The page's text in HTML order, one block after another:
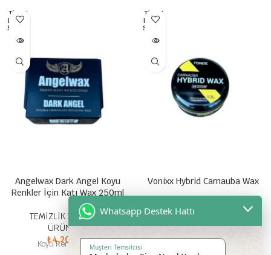
TÜKEN
DI HEP
SI SATI
Angelwax Dark Angel Koyu
Renkler İçin Katı Wax 250ml
TEMİZLİK VE BAKIM
ÜRÜNLERİ
₺4.200,00
Koyu Renkler İçin
TÜKEN
DI HEP
SI SATI
Vonixx Hybrid Carnauba Wax
ÜRÜNLERİ
₺500,00
ml + Uygulama Aplikatörü
Whatsapp Destek Hattı
Müşteri Temsilcisi